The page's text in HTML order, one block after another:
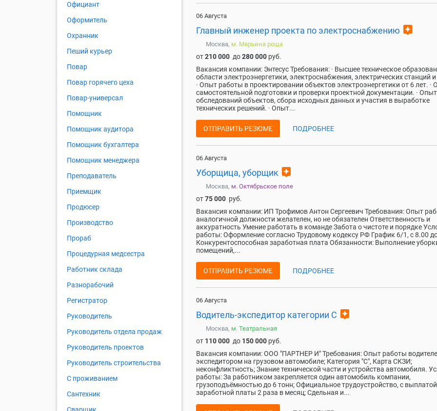
06 Августа
Главный инженер проекта по электроснабжению assistant
Москва, м. Марьина роща
от210 000 до280 000 руб.
Вакансия компании: Энтесус Требования: · Высшее техническое
области электроэнергетики, электроснабжения, электрических станций и
· Опыт работы в проектировании объектов электроэнергетики от 6 лет. ·
самостоятельной подготовки и проверки проектной документации. · Опыт
обследований объектов, сбора исходных данных и участия в выработке
технических решений. · Опыт...
ОТПРАВИТЬ РЕЗЮМЕ ПОДРОБНЕЕ
06 Августа
Уборщица, уборщик assistant
Москва, м. Октябрьское поле
от75 000 руб.
Вакансия компании: ИП Трофимов Антон Сергеевич Требования: Опыт
аналогичной должности желателен, но не обязателен Ответственность и
аккуратность Умение работать в команде Забота о чистоте и порядке
работы: Оформление согласно Трудовому кодексу РФ График 6/1, с 8.00
Конкурентоспособная заработная плата Обязанности: Выполнение
помещений,...
ОТПРАВИТЬ РЕЗЮМЕ ПОДРОБНЕЕ
06 Августа
Водитель-экспедитор категории С assistant
Москва, м. Театральная
от 110 000 до 150 000 руб.
Вакансия компании: ООО "ПАРТНЕР И" Требования: Опыт работы
экспедитором на грузовом автомобиле; Категория "С", Карта СКЗИ;
неконфликтность; Знание технической части и устройства автомобиля.
работы: За работником закрепляется один автомобиль компании,
грузоподъёмностью до 6 тонн; Официальное трудоустройство, с выплатой
заработной платы 2 раза в месяц; Сдельная и...
Официант
Оформитель
Охранник
Пеший курьер
Повар
Повар горячего цеха
Повар-универсал
Помощник
Помощник аудитора
Помощник бухгалтера
Помощник менеджера
Преподаватель
Приемщик
Продюсер
Производство
Прораб
Процедурная медсестра
Работник склада
Разнорабочий
Регистратор
Руководитель
Руководитель отдела продаж
Руководитель проектов
Руководитель строительства
С проживанием
Сантехник